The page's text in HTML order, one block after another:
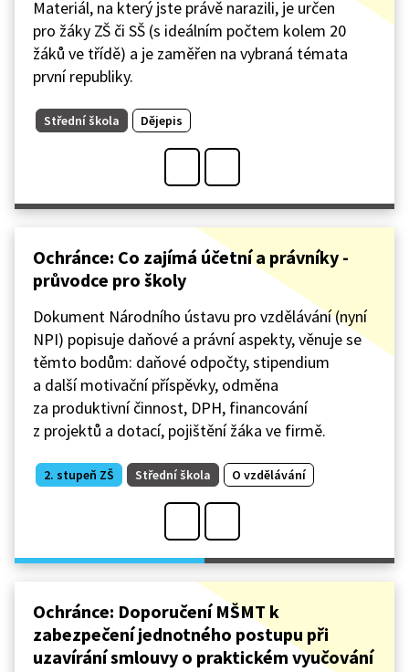
Materiál, na který jste právě narazili, je určen
pro žáky ZŠ či SŠ (s ideálním počtem kolem 20
žáků ve třídě) a je zaměřen na vybraná témata
první republiky.
Střední škola Dějepis
Ochránce: Co zajímá účetní a právníky -
průvodce pro školy
Dokument Národního ústavu pro vzdělávání (nyní
NPI) popisuje daňové a právní aspekty, věnuje se
těmto bodům: daňové odpočty, stipendium
a další motivační příspěvky, odměna
za produktivní činnost, DPH, financování
z projektů a dotací, pojištění žáka ve firmě.
2. stupeň ZŠ Střední škola O vzdělávání
Ochránce: Doporučení MŠMT k
zabezpečení jednotného postupu při
uzavírání smlouvy o praktickém vyučování